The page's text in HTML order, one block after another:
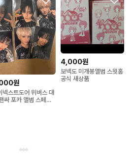
원
넥스트도어 위버스 대
싸 포카 앨범 스페셜
4,000원
보넥도 미개봉앨범 스윗홈
공식 새상품